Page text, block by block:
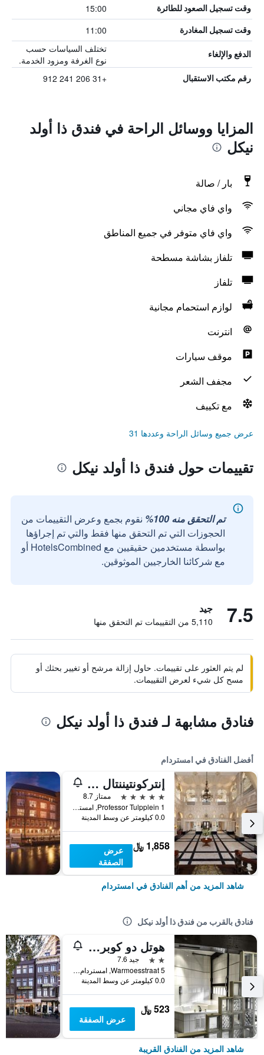
وقت تسجيل الصعود للطائرة 15:00
وقت تسجيل المغادرة 11:00
الدفع والإلغاء
تختلف السياسات حسب
نوع الغرفة ومزود الخدمة.
رقم مكتب الاستقبال +31 206 241 912
المزايا ووسائل الراحة في فندق ذا أولد
نيكل
بار / صالة
واي فاي مجاني
واي فاي متوفر في جميع المناطق
تلفاز بشاشة مسطحة
تلفاز
لوازم استحمام مجانية
انترنت
موقف سيارات
مجفف الشعر
مع تكييف
عرض جميع وسائل الراحة وعددها 31
تقييمات حول فندق ذا أولد نيكل
تم التحقق منه 100%
نقوم بجمع وعرض التقييمات من
الحجوزات التي تم التحقق منها فقط والتي تم إجراؤها
بواسطة مستخدمين حقيقيين مع HotelsCombined أو
مع شركائنا الخارجيين الموثوقين.
7.5 جيد
5,110 من التقييمات تم التحقق منها
لم يتم العثور على تقييمات. حاول إزالة مرشح أو تغيير بحثك أو
مسح كل شيء لعرض التقييمات.
فنادق مشابهة لـ فندق ذا أولد نيكل
أفضل الفنادق في امستردام
إنتركونتيننتال أمستل أمستردام
5 نجوم
ممتاز 8.7
Professor Tulpplein 1, امستردام, مقاطعة شمال هولندا, هولندا
0.0 كيلومتر عن وسط المدينة
1,858 ﷼
عرض
الصفقة
شاهد المزيد من أهم الفنادق في امستردام
فنادق بالقرب من فندق ذا أولد نيكل
هوتل دو كوبر مولين
2 نجمتين
جيد 7.6
Warmoesstraat 5, امستردام, مقاطعة شمال هولندا, هولندا
0.0 كيلومتر عن وسط المدينة
523 ﷼
عرض الصفقة
شاهد المزيد من الفنادق القريبة